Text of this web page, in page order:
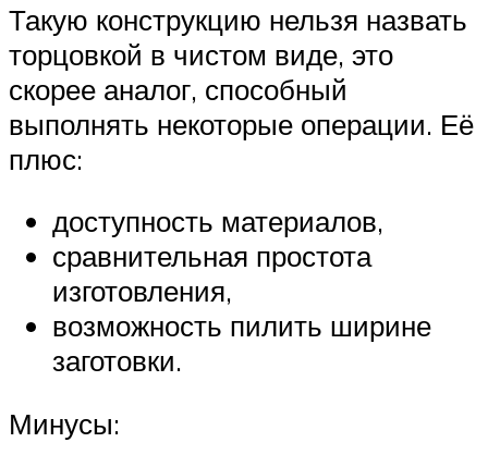
Такую конструкцию нельзя назвать
торцовкой в чистом виде, это
скорее аналог, способный
выполнять некоторые операции. Её
плюс:
доступность материалов,
сравнительная простота
изготовления,
возможность пилить ширине
заготовки.
Минусы: